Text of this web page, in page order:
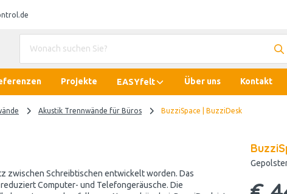
Projekte EASYfelt Über uns Kontakt
Akustik Trennwände für Büros BuzziSpace | BuzziDesk
zwischen Schreibtischen entwickelt worden. Das
Computer- und Telefongeräusche. Die